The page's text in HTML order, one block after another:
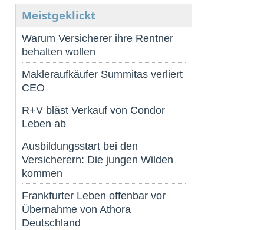
Meistgeklickt
Warum Versicherer ihre Rentner
behalten wollen
Makleraufkäufer Summitas verliert
CEO
R+V bläst Verkauf von Condor
Leben ab
Ausbildungsstart bei den
Versicherern: Die jungen Wilden
kommen
Frankfurter Leben offenbar vor
Übernahme von Athora
Deutschland